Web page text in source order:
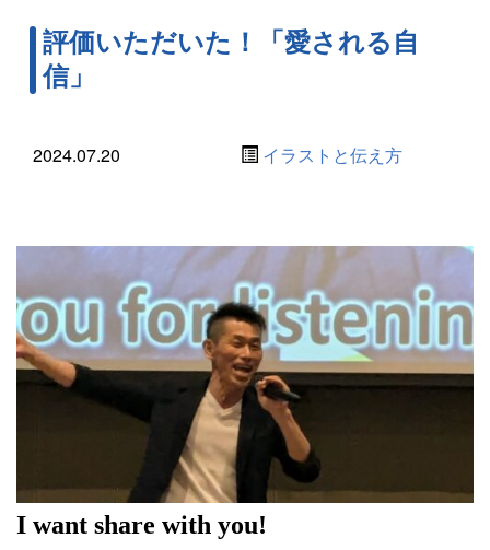
評価いただいた！「愛される自
信」
2024.07.20 イラストと伝え方
I want share with you!